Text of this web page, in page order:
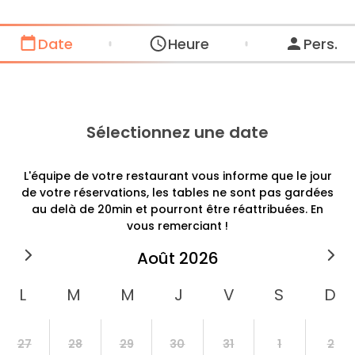
Date Heure Pers.
Sélectionnez une date
L'équipe de votre restaurant vous informe que le jour
de votre réservations, les tables ne sont pas gardées
au delà de 20min et pourront être réattribuées. En
vous remerciant !
août 2026
27 28 29 30 31 1 2